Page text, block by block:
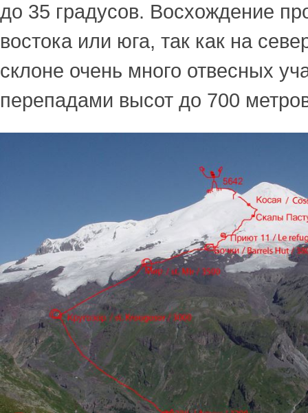
до 35 градусов. Восхождение
востока или юга, так как на
склоне очень много отвесных
перепадами высот до 700